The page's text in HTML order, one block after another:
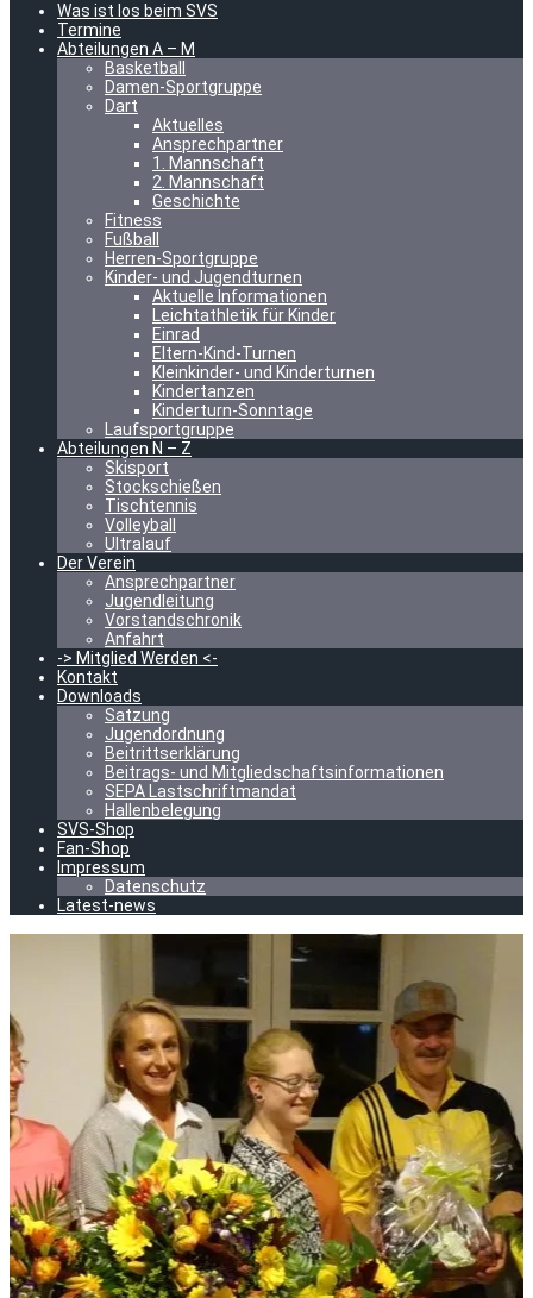
Was ist los beim SVS
Termine
Abteilungen A – M
Basketball
Damen-Sportgruppe
Dart
Aktuelles
Ansprechpartner
1. Mannschaft
2. Mannschaft
Geschichte
Fitness
Fußball
Herren-Sportgruppe
Kinder- und Jugendturnen
Aktuelle Informationen
Leichtathletik für Kinder
Einrad
Eltern-Kind-Turnen
Kleinkinder- und Kinderturnen
Kindertanzen
Kinderturn-Sonntage
Laufsportgruppe
Abteilungen N – Z
Skisport
Stockschießen
Tischtennis
Volleyball
Ultralauf
Der Verein
Ansprechpartner
Jugendleitung
Vorstandschronik
Anfahrt
-> Mitglied Werden <-
Kontakt
Downloads
Satzung
Jugendordnung
Beitrittserklärung
Beitrags- und Mitgliedschaftsinformationen
SEPA Lastschriftmandat
Hallenbelegung
SVS-Shop
Fan-Shop
Impressum
Datenschutz
Latest-news